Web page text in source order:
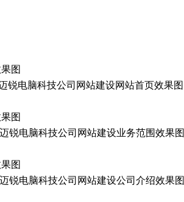
锐电脑科技公司网站建设网站首页效果图
锐电脑科技公司网站建设业务范围效果图
锐电脑科技公司网站建设公司介绍效果图